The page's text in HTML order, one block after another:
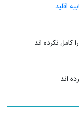
اقلید
نکرده اند
اند